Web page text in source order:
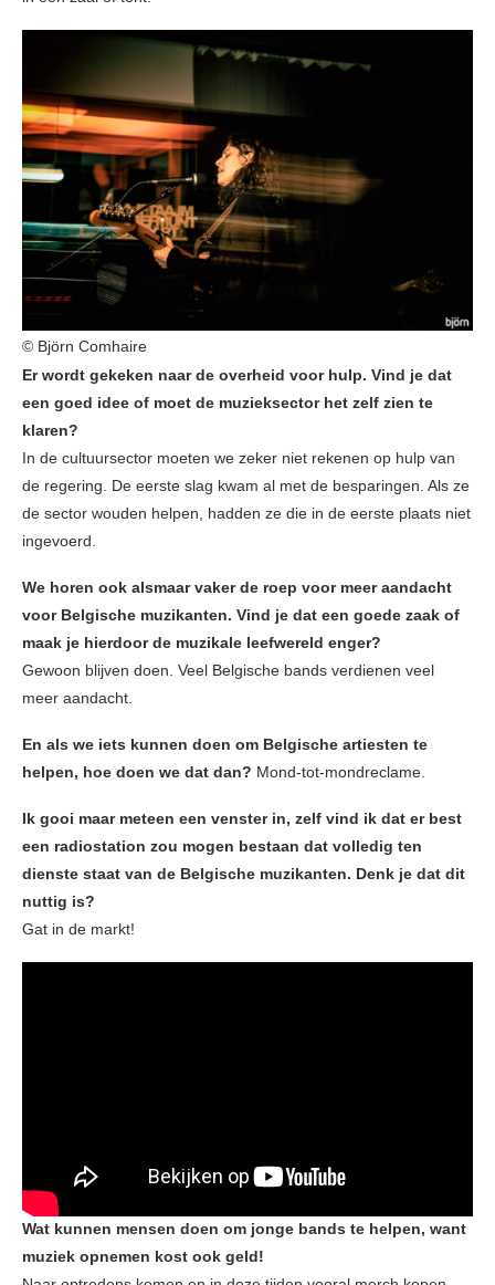
© Björn Comhaire
Er wordt gekeken naar de overheid voor hulp. Vind je dat
een goed idee of moet de muzieksector het zelf zien te
klaren?
In de cultuursector moeten we zeker niet rekenen op hulp van
de regering. De eerste slag kwam al met de besparingen. Als ze
de sector wouden helpen, hadden ze die in de eerste plaats niet
ingevoerd.
We horen ook alsmaar vaker de roep voor meer aandacht
voor Belgische muzikanten. Vind je dat een goede zaak of
maak je hierdoor de muzikale leefwereld enger?
Gewoon blijven doen. Veel Belgische bands verdienen veel
meer aandacht.
En als we iets kunnen doen om Belgische artiesten te
helpen, hoe doen we dat dan? Mond-tot-mondreclame.
Ik gooi maar meteen een venster in, zelf vind ik dat er best
een radiostation zou mogen bestaan dat volledig ten
dienste staat van de Belgische muzikanten. Denk je dat dit
nuttig is?
Gat in de markt!
Wat kunnen mensen doen om jonge bands te helpen, want
muziek opnemen kost ook geld!